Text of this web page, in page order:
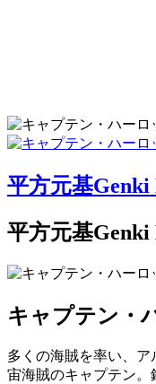
平方元基Genki
平方元基Genki
キャプテン・
多くの海賊を率い、
宙海賊のキャプテン